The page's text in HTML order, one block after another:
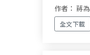
作者： 蔣
全文下載